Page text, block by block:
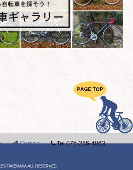
Contact Tel 075-256-4863
TAKENAKA ALL RESERVED.